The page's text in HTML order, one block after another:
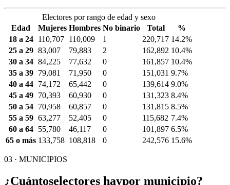
Electores por rango de edad y sexo
Edad
Mujeres Hombres No binario Total
%
18 a 24
110,707 110,009 1 220,717 14.2%
25 a 29 83,007 79,883 2 162,892 10.4%
30 a 34 84,225 77,632 0 161,857 10.4%
35 a 39
79,081 71,950 0 151,031 9.7%
40 a 44
74,172 65,442 0 139,614 9.0%
45 a 49
70,393 60,930 0 131,323 8.4%
50 a 54
70,958 60,857 0 131,815 8.5%
55 a 59 63,277 52,405 0 115,682 7.4%
60 a 64
55,780 46,117 0 101,897 6.5%
65 o más 133,758 108,818 0 242,576 15.6%
03 · MUNICIPIOS
¿Cuántoselectores haypor municipio?